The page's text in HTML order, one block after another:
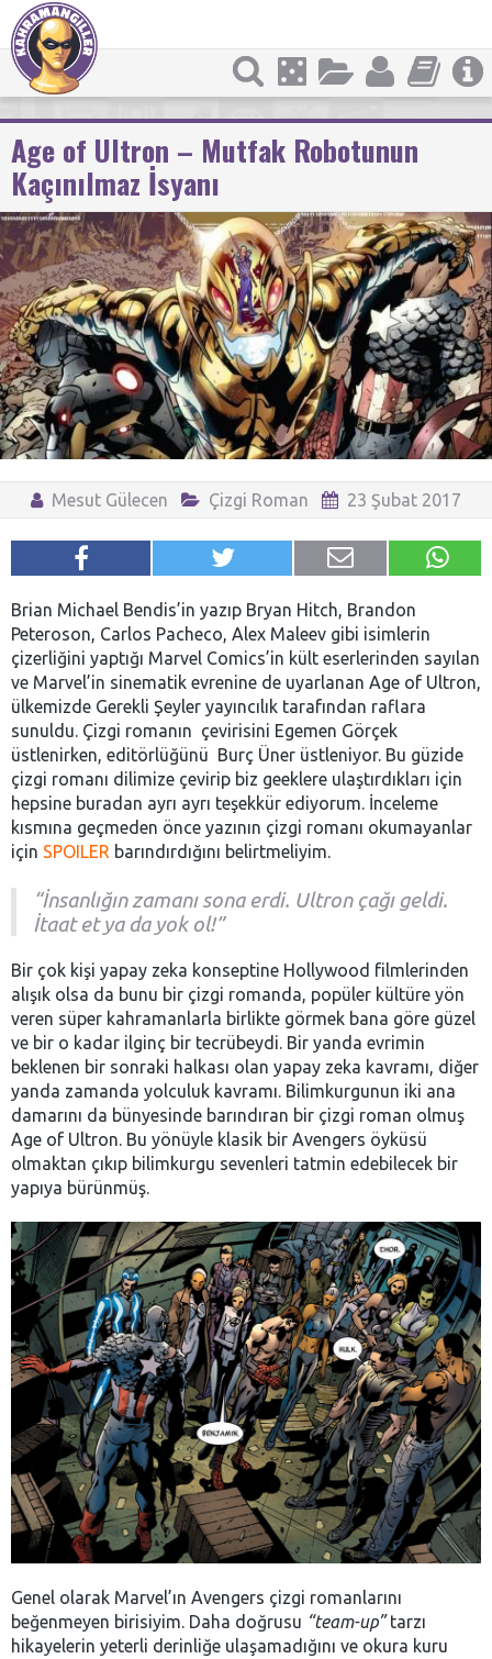
Age of Ultron – Mutfak Robotunun
Kaçınılmaz İsyanı
Mesut Gülecen Çizgi Roman 23 Şubat 2017
Brian Michael Bendis’in yazıp Bryan Hitch, Brandon
Peteroson, Carlos Pacheco, Alex Maleev gibi isimlerin
çizerliğini yaptığı Marvel Comics’in kült eserlerinden sayılan
ve Marvel’in sinematik evrenine de uyarlanan Age of Ultron,
ülkemizde Gerekli Şeyler yayıncılık tarafından raflara
sunuldu. Çizgi romanın çevirisini Egemen Görçek
üstlenirken, editörlüğünü Burç Üner üstleniyor. Bu güzide
çizgi romanı dilimize çevirip biz geeklere ulaştırdıkları için
hepsine buradan ayrı ayrı teşekkür ediyorum. İnceleme
kısmına geçmeden önce yazının çizgi romanı okumayanlar
için SPOILER barındırdığını belirtmeliyim.
“İnsanlığın zamanı sona erdi. Ultron çağı geldi.
İtaat et ya da yok ol!”
Bir çok kişi yapay zeka konseptine Hollywood filmlerinden
alışık olsa da bunu bir çizgi romanda, popüler kültüre yön
veren süper kahramanlarla birlikte görmek bana göre güzel
ve bir o kadar ilginç bir tecrübeydi. Bir yanda evrimin
beklenen bir sonraki halkası olan yapay zeka kavramı, diğer
yanda zamanda yolculuk kavramı. Bilimkurgunun iki ana
damarını da bünyesinde barındıran bir çizgi roman olmuş
Age of Ultron. Bu yönüyle klasik bir Avengers öyküsü
olmaktan çıkıp bilimkurgu sevenleri tatmin edebilecek bir
yapıya bürünmüş.
Genel olarak Marvel’ın Avengers çizgi romanlarını
beğenmeyen birisiyim. Daha doğrusu “team-up”tarzı
hikayelerin yeterli derinliğe ulaşamadığını ve okura kuru